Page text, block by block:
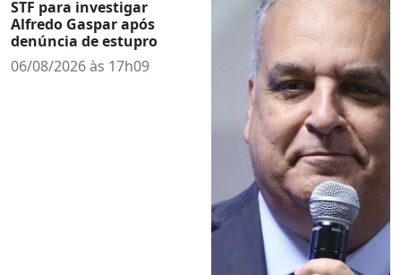
STF para investigar
Alfredo Gaspar após
denúncia de estupro
06/08/2026 às 17h09